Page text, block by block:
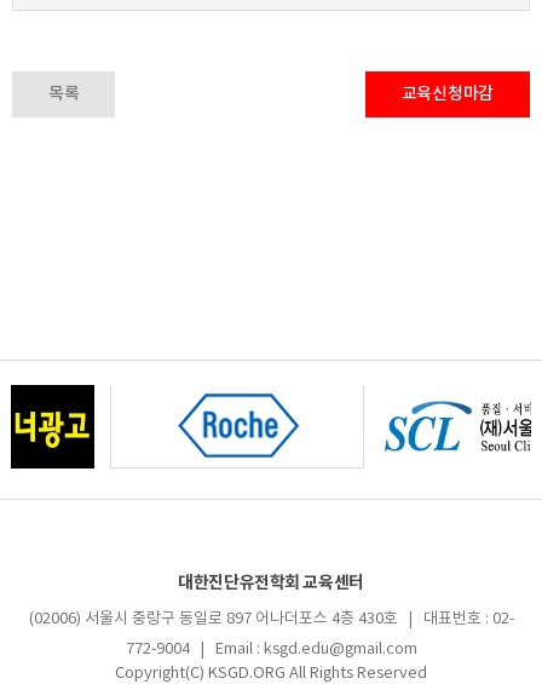
목록 교육신청마감
대한진단유전학회 교육센터
(02006) 서울시 중랑구 동일로 897 어나더포스 4층 430호 | 대표번호 : 02-
772-9004 | Email : ksgd.edu@gmail.com
Copyright(C) KSGD.ORG All Rights Reserved